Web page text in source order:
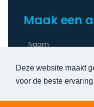
Deze website maakt
voor de beste ervaring.
Maak een